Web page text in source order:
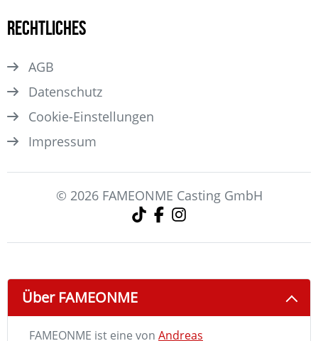
Rechtliches
AGB
Datenschutz
Cookie-Einstellungen
Impressum
© 2026 FAMEONME Casting GmbH
Über FAMEONME
FAMEONME ist eine von Andreas